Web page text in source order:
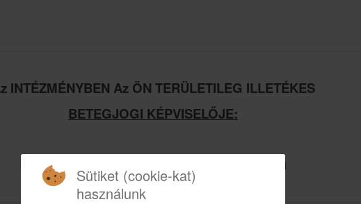
INTÉZMÉNYBEN Az ÖN TERÜLETILEG ILLETÉKES
BETEGJOGI KÉPVISELŐJE:
Dr. Törzsökné Csap Klaudia Anna
Sütiket (cookie-kat)
használunk